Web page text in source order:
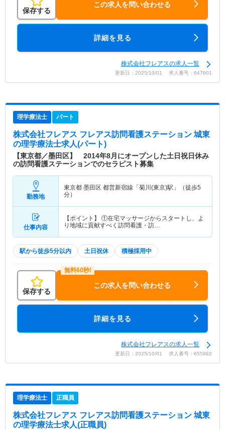
保存する
この求人を問い合わせる
詳細を見る
株式会社フレアスの求人一覧
更新日：2025/10/01 求人番号：647601
理学療法士 パート
株式会社フレアス フレアス訪問看護ステーション 城東
の理学療法士求人(パート)
【東京都／墨田区】 2014年8月にオープンした土日祝日休み
の訪問看護ステーションでのセラピスト募集
勤務地
東京都 墨田区 都営新宿線「菊川(東京)駅」（徒歩5
分）
仕事内容
【ポイント】 ①在宅マッサージからスタートし、よ
り地域に貢献すべく訪問看護・訪…
駅から徒歩5分以内 土日祝休 積極採用中
保存する
この求人を問い合わせる
詳細を見る
株式会社フレアスの求人一覧
更新日：2025/10/01 求人番号：655982
理学療法士 正職員
株式会社フレアス フレアス訪問看護ステーション 城東
の理学療法士求人(正職員)